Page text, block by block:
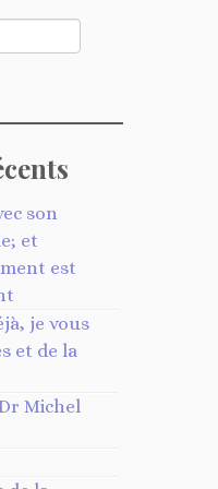
son
et
est
je vous
et de la
Michel